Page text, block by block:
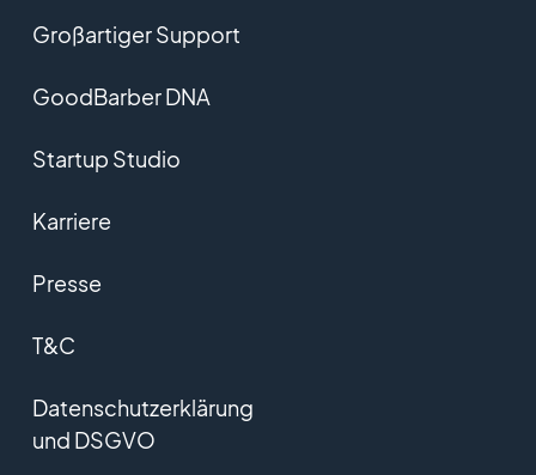
Großartiger Support
GoodBarber DNA
Startup Studio
Karriere
Presse
T&C
Datenschutzerklärung
und DSGVO